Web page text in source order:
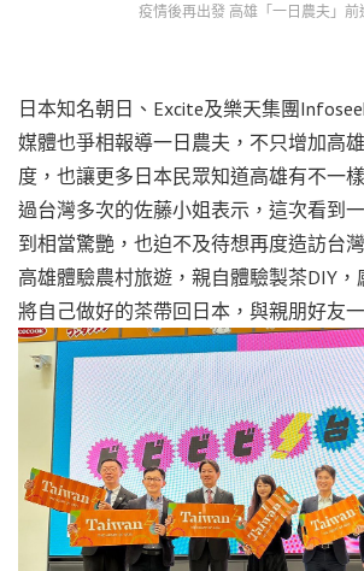
疫情後再出發 高雄「一日農夫」前
日本知名朝日、Excite及樂天集團
媒體也爭相報導一日農夫，不只增加高
度，也讓更多日本民眾知道高雄有不一
過台灣多次的佐藤小姐表示，這次看到
到相當驚艷，也迫不及待想再度造訪台
高雄體驗農村旅遊，親自體驗製茶DIY
將自己做好的茶帶回日本，與親朋好友